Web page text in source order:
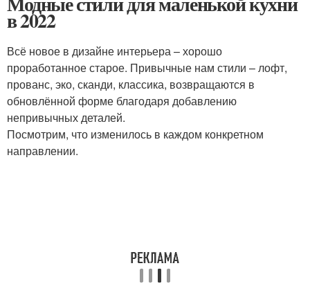
в 2022
Всё новое в дизайне интерьера – хорошо
проработанное старое. Привычные нам стили – лофт,
прованс, эко, сканди, классика, возвращаются в
обновлённой форме благодаря добавлению
непривычных деталей.
Посмотрим, что изменилось в каждом конкретном
направлении.